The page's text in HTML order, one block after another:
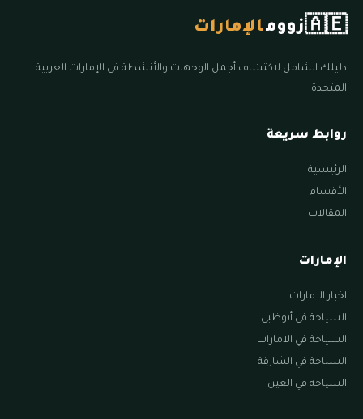
🇦🇪زوومالإمارات
دليلك الشامل لاكتشاف أجمل الوجهات والأنشطة في الإمارات العربية
المتحدة.
روابط سريعة
الرئيسية
الأقسام
المقالات
الإمارات
اخبار الامارات
السياحة في أبوظبي
السياحة في الامارات
السياحة في الشارقة
السياحة في العين